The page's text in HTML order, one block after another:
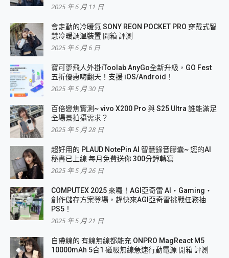
2025 年 6 月 11 日
會走動的冷暖氣 SONY REON POCKET PRO 穿戴式智
慧冷暖調溫裝置 開箱 評測
2025 年 6 月 6 日
寶可夢飛人外掛iToolab AnyGo全新升級，GO Fest
五折優惠嗨翻天！支援 iOS/Android！
2025 年 5 月 30 日
百倍變焦實測~ vivo X200 Pro 與 S25 Ultra 誰能滿足
全場景拍攝需求？
2025 年 5 月 28 日
超好用的 PLAUD NotePin AI 智慧錄音膠囊~ 您的AI
秘書已上線 每月免費送你 300分鐘轉寫
2025 年 5 月 26 日
COMPUTEX 2025 來囉！AGI亞奇雷 AI・Gaming・
創作儲存方案登場，趕快來AGI亞奇雷挑戰任務抽
PS5！
2025 年 5 月 21 日
自帶線的 有線無線都能充 ONPRO MagReact M5
10000mAh 5合1 磁吸無線急速行動電源 開箱 評測